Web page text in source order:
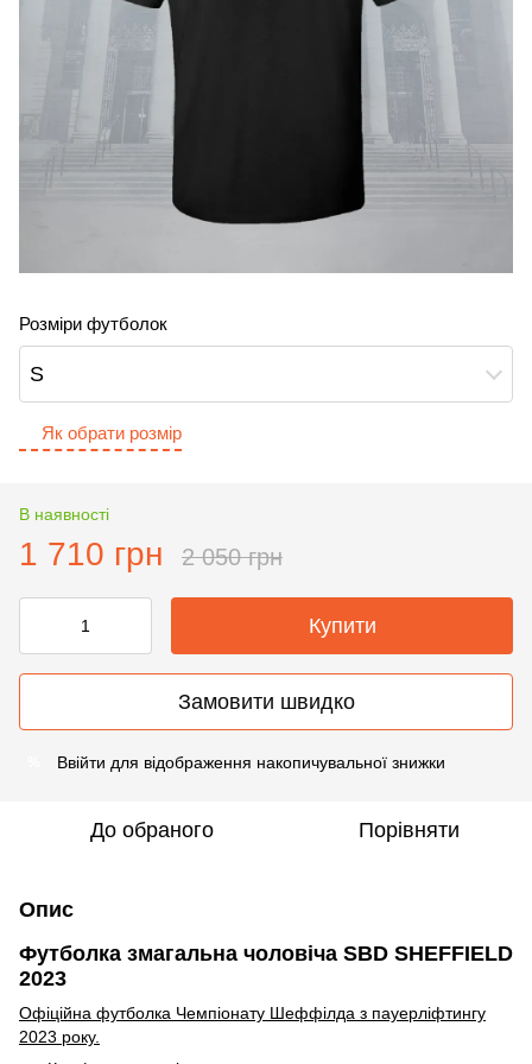
Розміри футболок
S
Як обрати розмір
В наявності
1 710 грн 2 050 грн
Купити
Замовити швидко
Ввійти для відображення накопичувальної знижки
До обраного Порівняти
Опис
Футболка змагальна чоловіча SBD SHEFFIELD
2023
Офіційна футболка Чемпіонату Шеффілда з пауерліфтингу
2023 року.